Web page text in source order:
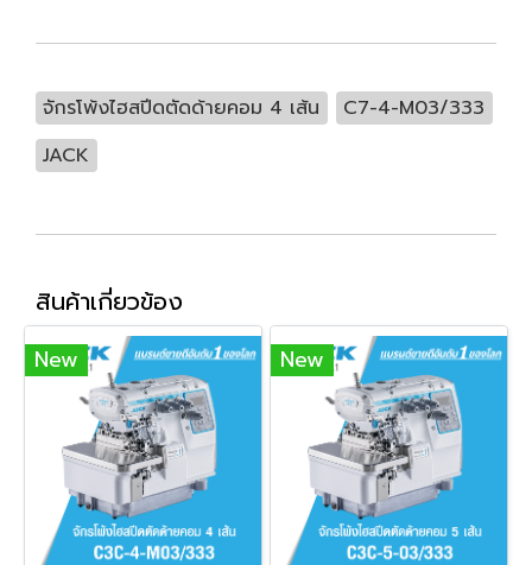
จักรโพ้งไฮสปีดตัดด้ายคอม 4 เส้น
C7-4-M03/333
JACK
สินค้าเกี่ยวข้อง
New New